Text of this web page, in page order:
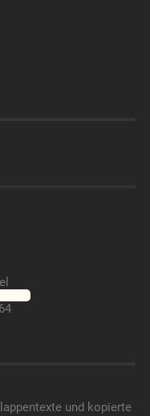
und kopierte